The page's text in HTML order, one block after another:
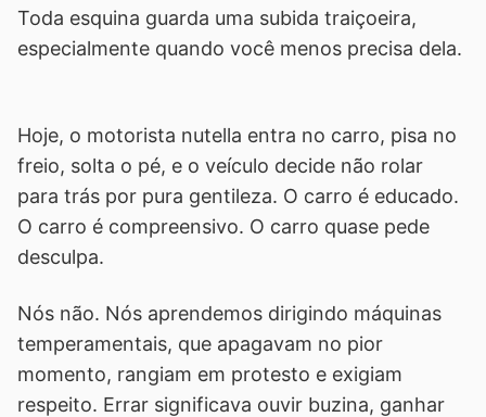
Toda esquina guarda uma subida traiçoeira,
especialmente quando você menos precisa dela.
Hoje, o motorista nutella entra no carro, pisa no
freio, solta o pé, e o veículo decide não rolar
para trás por pura gentileza. O carro é educado.
O carro é compreensivo. O carro quase pede
desculpa.
Nós não. Nós aprendemos dirigindo máquinas
temperamentais, que apagavam no pior
momento, rangiam em protesto e exigiam
respeito. Errar significava ouvir buzina, ganhar